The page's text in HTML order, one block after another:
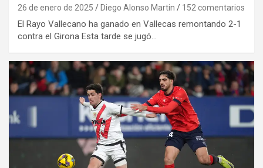
26 de enero de 2025 Diego Alonso Martin 152 comentarios
El Rayo Vallecano ha ganado en Vallecas remontando 2-1
contra el Girona Esta tarde se jugó…